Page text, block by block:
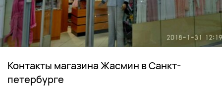
Контакты магазина Жасмин в Санкт-
петербурге